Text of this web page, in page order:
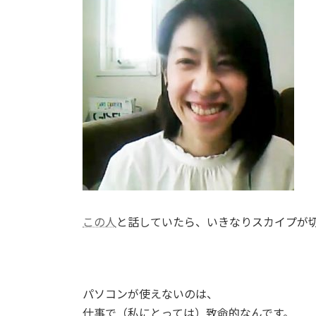
この人 と話していたら、いきなりスカイプが
パソコンが使えないのは、
仕事で（私にとっては）致命的なんです。